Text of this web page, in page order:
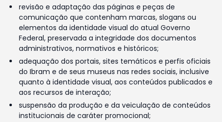
revisão e adaptação das páginas e peças de
comunicação que contenham marcas, slogans ou
elementos da identidade visual do atual Governo
Federal, preservada a integridade dos documentos
administrativos, normativos e históricos;
adequação dos portais, sites temáticos e perfis oficiais
do Ibram e de seus museus nas redes sociais, inclusive
quanto à identidade visual, aos conteúdos publicados e
aos recursos de interação;
suspensão da produção e da veiculação de conteúdos
institucionais de caráter promocional;